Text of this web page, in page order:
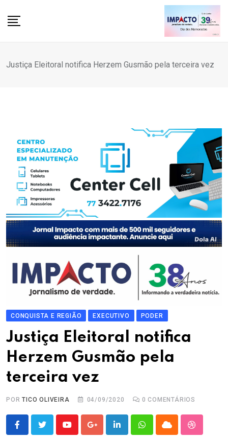
Justiça Eleitoral notifica Herzem Gusmão pela terceira vez
CONQUISTA E REGIÃO EXECUTIVO PODER
Justiça Eleitoral notifica
Herzem Gusmão pela
terceira vez
PORTICO OLIVEIRA 04/09/2020 0 COMENTÁRIOS
YoutubeGoogle+LinkedInWhatsappCloud